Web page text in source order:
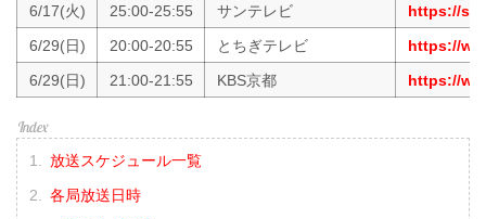
6/17(火)
25:00-25:55 サンテレビ
https://
6/29(日)
20:00-20:55 とちぎテレビ
https://
6/29(日)
21:00-21:55 KBS京都 https://
放送スケジュール一覧
各局放送日時